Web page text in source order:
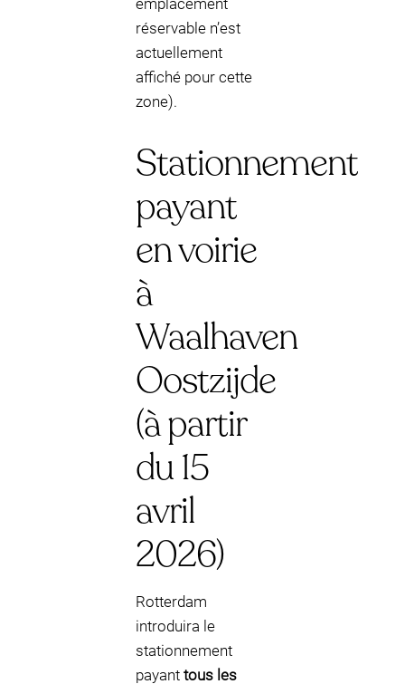
emplacement
réservable n’est
actuellement
affiché pour cette
zone).
Stationnement
payant
en voirie
à
Waalhaven
Oostzijde
(à partir
du 15
avril
2026)
Rotterdam
introduira le
stationnement
payant tous les